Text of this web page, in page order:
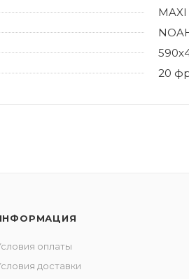
MAXI
20
оплаты
доставки